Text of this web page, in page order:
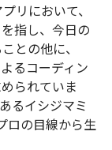
リにおいて、
指し、今日の
との他に、
るコーディン
られていま
るイシジマミ
ロの目線から生